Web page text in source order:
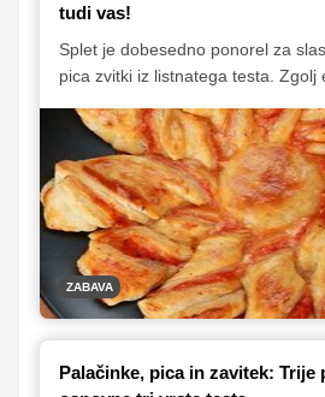
tudi vas!
Splet je dobesedno ponorel za
pica zvitki iz listnatega testa. Zgolj
milijarda ljudi. Prigrizek je odlična
zabavo, marsikdo pa se bo
lahko tudi izvrstno kosilo ali
ZABAVA
Palačinke, pica in zavitek: Trije